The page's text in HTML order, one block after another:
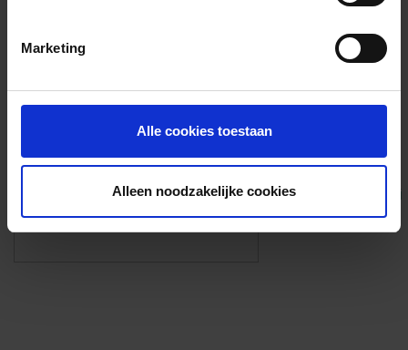
Marketing
Alle cookies toestaan
Alleen noodzakelijke cookies
Foto’s ({{photos.length}})
Eigen foto’s